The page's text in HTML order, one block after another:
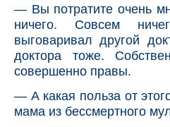
— Вы потратите очень
ничего. Совсем
выговаривал другой
доктора тоже.
совершенно правы.
— А какая польза от
мама из бессмертного